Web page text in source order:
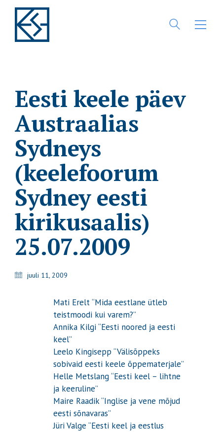
Eesti keele päev
Austraalias
Sydneys
(keelefoorum
Sydney eesti
kirikusaalis)
25.07.2009
juuli 11, 2009
Mati Erelt “Mida eestlane ütleb
teistmoodi kui varem?”
Annika Kilgi “Eesti noored ja eesti
keel”
Leelo Kingisepp “Välisõppeks
sobivaid eesti keele õppematerjale”
Helle Metslang “Eesti keel – lihtne
ja keeruline”
Maire Raadik “Inglise ja vene mõjud
eesti sõnavaras”
Jüri Valge “Eesti keel ja eestlus